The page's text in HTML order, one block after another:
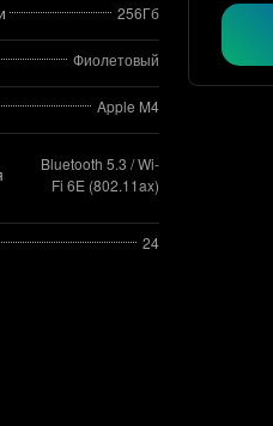
256Гб
Фиолетовый
Apple M4
Bluetooth 5.3 / Wi-
Fi 6E (802.11ax)
24